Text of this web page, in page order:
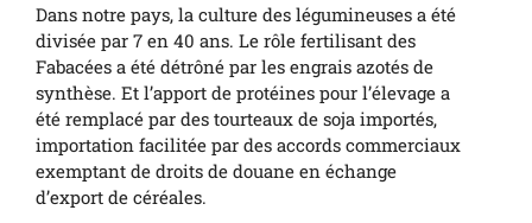
Dans notre pays, la culture des légumineuses a été
divisée par 7 en 40 ans. Le rôle fertilisant des
Fabacées a été détrôné par les engrais azotés de
synthèse. Et l’apport de protéines pour l’élevage a
été remplacé par des tourteaux de soja importés,
importation facilitée par des accords commerciaux
exemptant de droits de douane en échange
d’export de céréales.